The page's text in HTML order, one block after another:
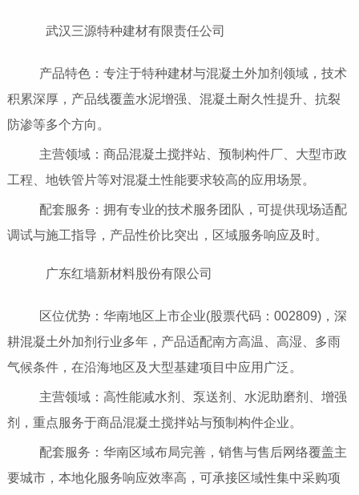
武汉三源特种建材有限责任公司
产品特色：专注于特种建材与混凝土外加剂领域，技术
积累深厚，产品线覆盖水泥增强、混凝土耐久性提升、抗裂
防渗等多个方向。
主营领域：商品混凝土搅拌站、预制构件厂、大型市政
工程、地铁管片等对混凝土性能要求较高的应用场景。
配套服务：拥有专业的技术服务团队，可提供现场适配
调试与施工指导，产品性价比突出，区域服务响应及时。
广东红墙新材料股份有限公司
区位优势：华南地区上市企业(股票代码：002809)，深
耕混凝土外加剂行业多年，产品适配南方高温、高湿、多雨
气候条件，在沿海地区及大型基建项目中应用广泛。
主营领域：高性能减水剂、泵送剂、水泥助磨剂、增强
剂，重点服务于商品混凝土搅拌站与预制构件企业。
配套服务：华南区域布局完善，销售与售后网络覆盖主
要城市，本地化服务响应效率高，可承接区域性集中采购项